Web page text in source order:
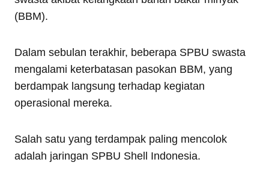
(BBM).
Dalam sebulan terakhir, beberapa SPBU swasta
mengalami keterbatasan pasokan BBM, yang
berdampak langsung terhadap kegiatan
operasional mereka.
Salah satu yang terdampak paling mencolok
adalah jaringan SPBU Shell Indonesia.